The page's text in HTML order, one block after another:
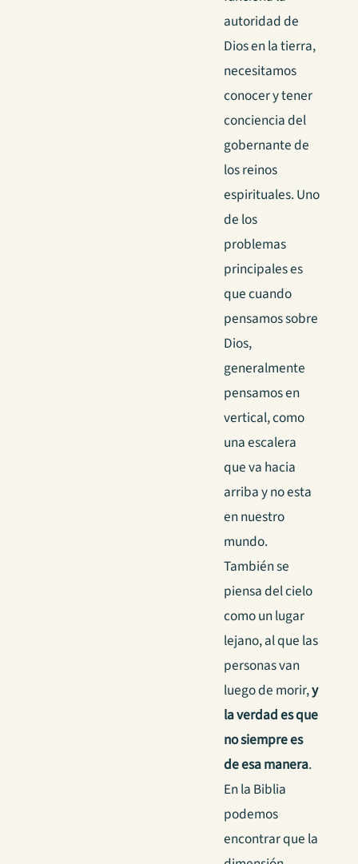
autoridad de
Dios en la tierra,
necesitamos
conocer y tener
conciencia del
gobernante de
los reinos
espirituales. Uno
de los
problemas
principales es
que cuando
pensamos sobre
Dios,
generalmente
pensamos en
vertical, como
una escalera
que va hacia
arriba y no esta
en nuestro
mundo.
También se
piensa del cielo
como un lugar
lejano, al que las
personas van
luego de morir,y
la verdad es que
no siempre es
de esa manera.
En la Biblia
podemos
encontrar que la